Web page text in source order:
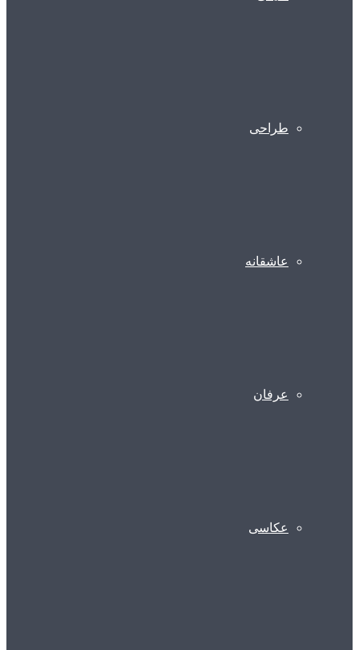
طراحی
عاشقانه
عرفان
عکاسی